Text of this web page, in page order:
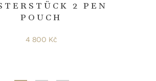
2 PEN
POUCH
4 800 Kč